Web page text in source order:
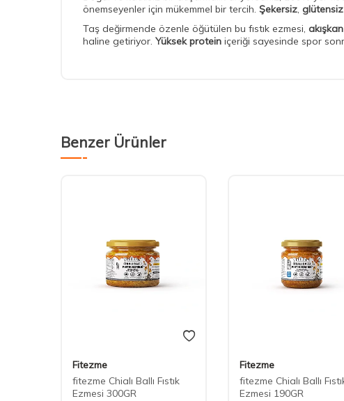
önemseyenler için mükemmel bir tercih. Şekersiz, glütensiz
Taş değirmende özenle öğütülen bu fıstık ezmesi, akışkan
haline getiriyor. Yüksek protein içeriği sayesinde spor
Benzer Ürünler
Fitezme
fitezme Chialı Ballı Fıstık
Ezmesi 300GR
Fitezme
fitezme Chialı Ballı
Ezmesi 190GR